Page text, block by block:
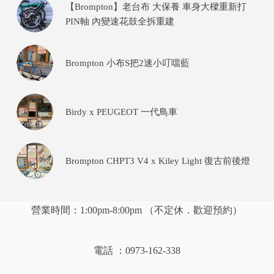
【Brompton】老台布 大保養 車身大樑重新打
PIN軸 內變速花鼓全拆重建
Brompton 小布S把2速小叮噹藍
Birdy x PEUGEOT 一代鳥車
Brompton CHPT3 V4 x Kiley Light 復古前後燈
營業時間：1:00pm-8:00pm （不定休．歡迎預約）
電話 ：0973-162-338